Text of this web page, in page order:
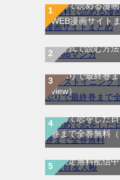
無料で読める漫
WEB漫画サイト
WEB漫画サイト
を公式で読む方法
ラストイニング
ぇぶりで最終巻
view）
初めて恋をした
巻まで全巻無料
夏目友人帳｜最
間限定無料配信
SANDA｜最新刊